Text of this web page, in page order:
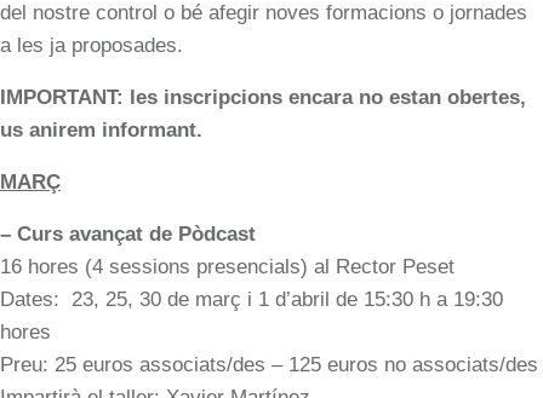
del nostre control o bé afegir noves formacions o jornades
a les ja proposades.
IMPORTANT: les inscripcions encara no estan obertes,
us anirem informant.
MARÇ
– Curs avançat de Pòdcast
16 hores (4 sessions presencials) al Rector Peset
Dates: 23, 25, 30 de març i 1 d’abril de 15:30 h a 19:30
hores
Preu: 25 euros associats/des – 125 euros no associats/des